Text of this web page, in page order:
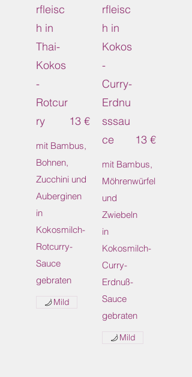
rfleisc
h in
Thai-
Kokos
-
Rotcur
ry
mit Bambus,
Bohnen,
Zucchini und
Auberginen
in
Kokosmilch-
Rotcurry-
Sauce
gebraten
13 €
Mild
rfleisc
h in
Kokos
-
Curry-
Erdnu
sssau
ce
mit Bambus,
Möhrenwürfel
und
Zwiebeln
in
Kokosmilch-
Curry-
Erdnuß-
Sauce
gebraten
13 €
Mild